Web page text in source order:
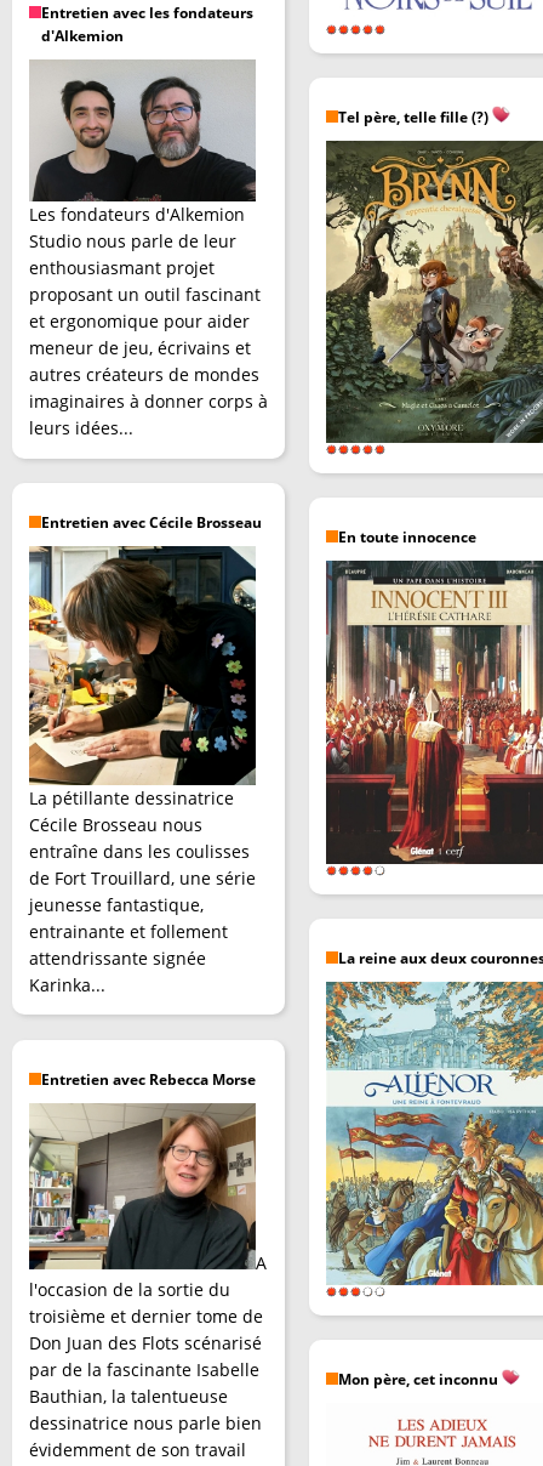
Entretien avec les fondateurs
d'Alkemion
Les fondateurs d'Alkemion
Studio nous parle de leur
enthousiasmant projet
proposant un outil fascinant
et ergonomique pour aider
meneur de jeu, écrivains et
autres créateurs de mondes
imaginaires à donner corps à
leurs idées...
Entretien avec Cécile Brosseau
La pétillante dessinatrice
Cécile Brosseau nous
entraîne dans les coulisses
de Fort Trouillard, une série
jeunesse fantastique,
entrainante et follement
attendrissante signée
Karinka...
Entretien avec Rebecca Morse
A
l'occasion de la sortie du
troisième et dernier tome de
Don Juan des Flots scénarisé
par de la fascinante Isabelle
Bauthian, la talentueuse
dessinatrice nous parle bien
évidemment de son travail
Tel père, telle fille (?)
En toute innocence
La reine aux deux
Mon père, cet inconnu